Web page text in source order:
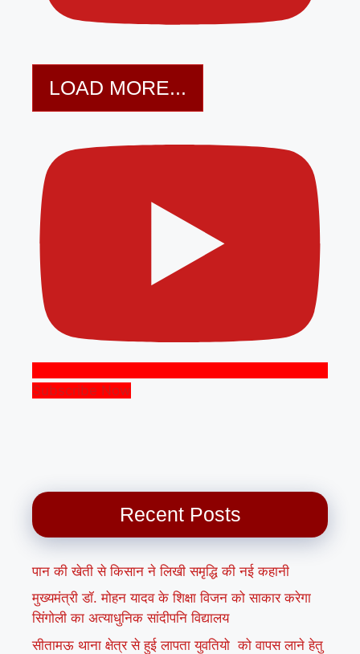
LOAD MORE...
Subscribe Now
Recent Posts
पान की खेती से किसान ने लिखी समृद्धि की नई कहानी
मुख्यमंत्री डॉ. मोहन यादव के शिक्षा विजन को साकार करेगा
सिंगोली का अत्याधुनिक सांदीपनि विद्यालय
सीतामऊ थाना क्षेत्र से हुई लापता युवतियो को वापस लाने हेतु